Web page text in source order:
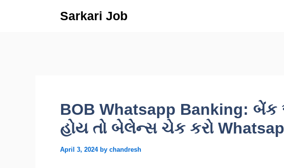
Sarkari Job
BOB Whatsapp Banking: બેંક
હોય તો બેલેન્સ ચેક કરો
April 3, 2024 by chandresh